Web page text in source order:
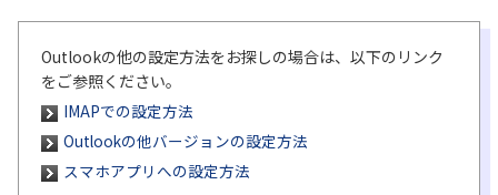
各種ダウンロード
お問い合わせ
履歴・お気に入り
Outlookの他の設定方法をお探しの場合は、以下のリンク
をご参照ください。
IMAPでの設定方法
Outlookの他バージョンの設定方法
スマホアプリへの設定方法